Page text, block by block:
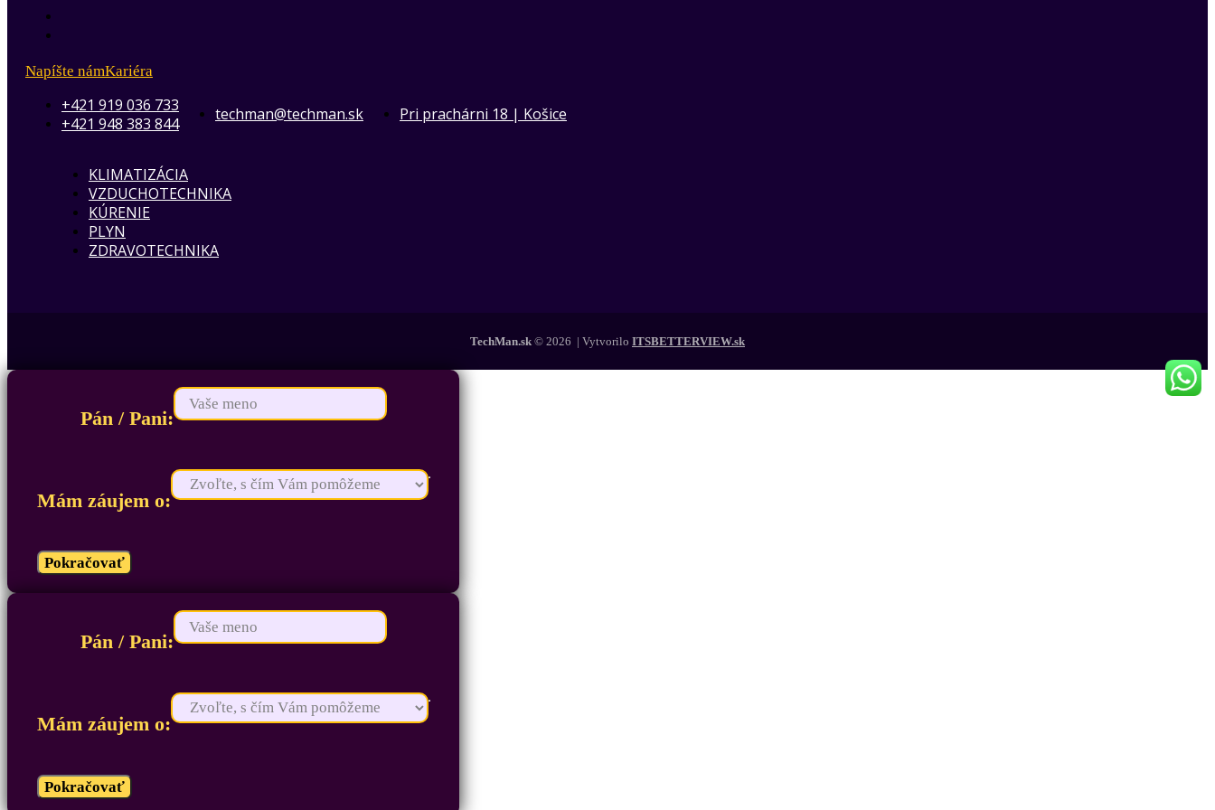
Napíšte námKariéra
+421 919 036 733
+421 948 383 844
techman@techman.sk Pri prachárni 18 | Košice
KLIMATIZÁCIA
VZDUCHOTECHNIKA
KÚRENIE
PLYN
ZDRAVOTECHNIKA
TechMan.sk © 2026 | Vytvorilo ITSBETTERVIEW.sk
Pán / Pani:
Mám záujem o:
Pokračovať
Pán / Pani:
Mám záujem o:
Pokračovať